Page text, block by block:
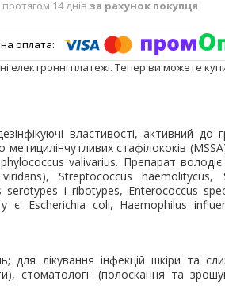
14 днів за рахунок покупця
електронні платежі. Тепер ви можете
властивості, активний до
стафілококів
valivarius. Препарат
Streptococcus haemolitycus,
і ribotypes, Enterococcus
є: Escherichia coli, Haemophilus
для лікування інфекцій шкіри та
стоматології (полоскання та